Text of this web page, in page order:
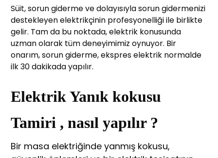
Süit, sorun giderme ve dolayısıyla sorun gidermenizi
destekleyen elektrikçinin profesyonelliği ile birlikte
gelir. Tam da bu noktada, elektrik konusunda
uzman olarak tüm deneyimimiz oynuyor. Bir
onarım, sorun giderme, ekspres elektrik normalde
ilk 30 dakikada yapılır.
Elektrik Yanık kokusu
Tamiri , nasıl yapılır ?
Bir masa elektriğinde yanmış kokusu,